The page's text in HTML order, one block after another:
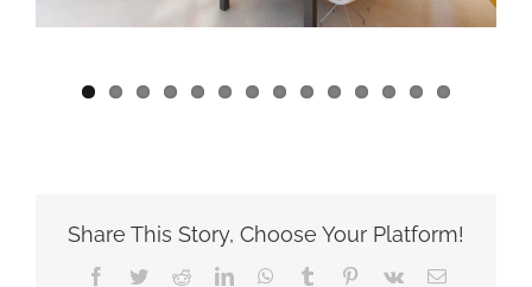
Share This Story, Choose Your Platform!
Facebook
TwitterRedditLinkedInWhatsApp
Tumblr Pinterest
Vk
Correo